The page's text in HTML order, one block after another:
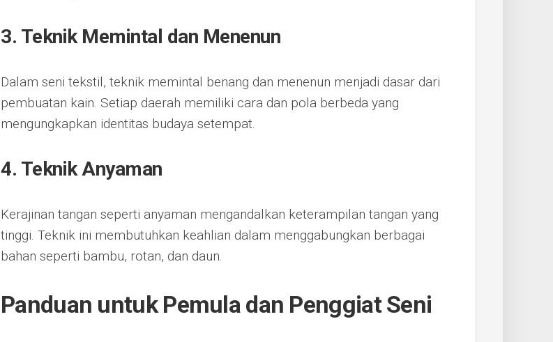
3. Teknik Memintal dan Menenun
Dalam seni tekstil, teknik memintal benang dan menenun menjadi dasar dari
pembuatan kain. Setiap daerah memiliki cara dan pola berbeda yang
mengungkapkan identitas budaya setempat.
4. Teknik Anyaman
Kerajinan tangan seperti anyaman mengandalkan keterampilan tangan yang
tinggi. Teknik ini membutuhkan keahlian dalam menggabungkan berbagai
bahan seperti bambu, rotan, dan daun.
Panduan untuk Pemula dan Penggiat Seni